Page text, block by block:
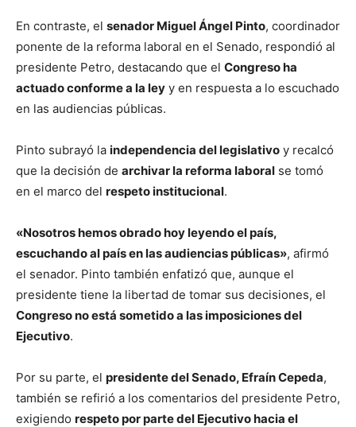
En contraste, el senador Miguel Ángel Pinto, coordinador
ponente de la reforma laboral en el Senado, respondió al
presidente Petro, destacando que el Congreso ha
actuado conforme a la ley y en respuesta a lo escuchado
en las audiencias públicas.
Pinto subrayó la independencia del legislativo y recalcó
que la decisión de archivar la reforma laboral se tomó
en el marco del respeto institucional.
«Nosotros hemos obrado hoy leyendo el país,
escuchando al país en las audiencias públicas», afirmó
el senador. Pinto también enfatizó que, aunque el
presidente tiene la libertad de tomar sus decisiones, el
Congreso no está sometido a las imposiciones del
Ejecutivo.
Por su parte, el presidente del Senado, Efraín Cepeda,
también se refirió a los comentarios del presidente Petro,
exigiendo respeto por parte del Ejecutivo hacia el